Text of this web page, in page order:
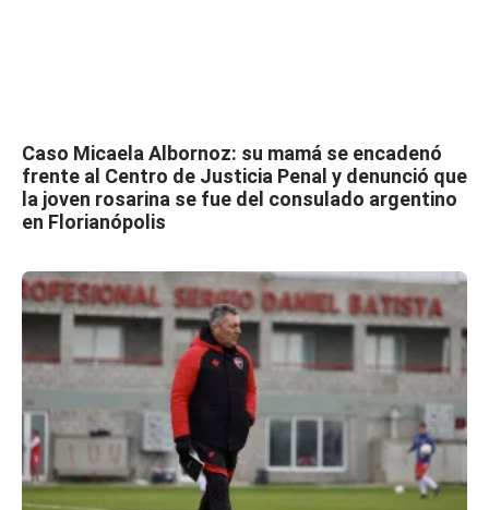
Caso Micaela Albornoz: su mamá se encadenó
frente al Centro de Justicia Penal y denunció que
la joven rosarina se fue del consulado argentino
en Florianópolis